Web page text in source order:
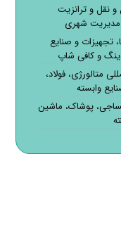
نقل و ترانزیت
شهری
تجهیزات و صنایع
و کافی شاپ
متالورژی، فولاد،
وابسته
پوشاک، ماشین